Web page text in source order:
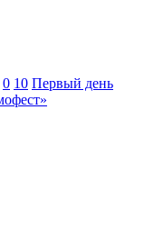
0 10 Первый день